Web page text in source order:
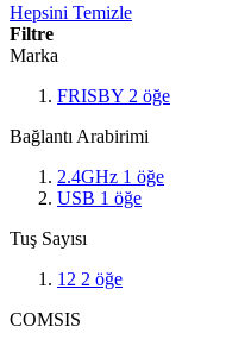
Hepsini Temizle
Filtre
Marka
FRISBY 2 öğe
Bağlantı Arabirimi
2.4GHz 1 öğe
USB 1 öğe
Tuş Sayısı
12 2 öğe
COMSIS